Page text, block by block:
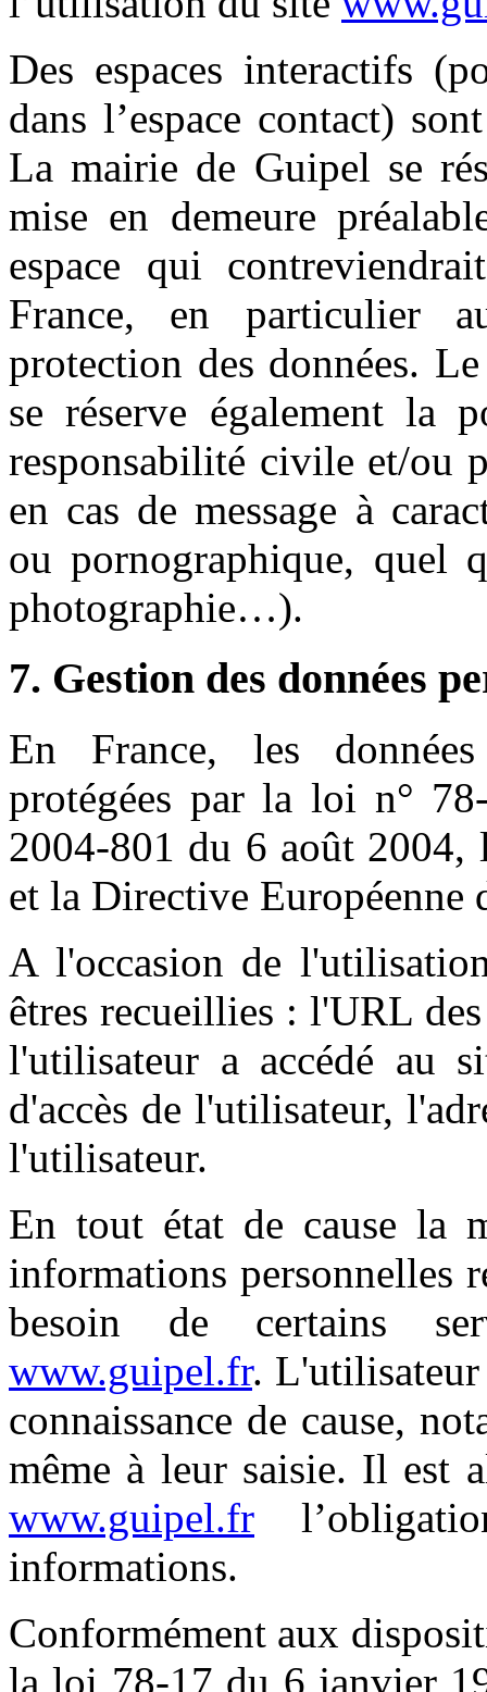
Des espaces interactifs
dans l’espace contact)
La mairie de Guipel se
mise en demeure
espace qui
France, en particulier
protection des données.
se réserve également la
responsabilité civile et/ou
en cas de message à
ou pornographique, quel
photographie…).
7. Gestion des données
En France, les
protégées par la loi n°
2004-801 du 6 août
et la Directive Européenne
A l'occasion de
êtres recueillies : l'URL
l'utilisateur a accédé au
d'accès de l'utilisateur,
l'utilisateur.
En tout état de cause la
informations personnelles
besoin de certains
www.guipel.fr.
connaissance de cause,
même à leur saisie. Il est
www.guipel.fr
informations.
Conformément aux
la loi 78-17 du 6 janvier